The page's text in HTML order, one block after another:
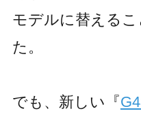
モデルに替える
た。
でも、新しい『